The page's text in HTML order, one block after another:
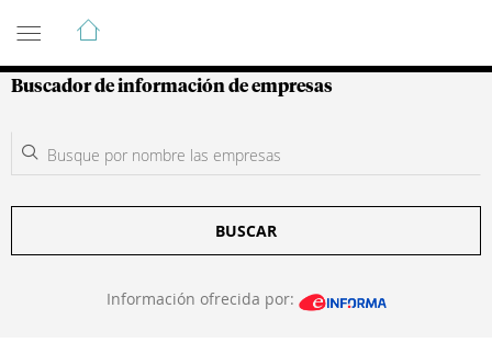
Guía de Empresas Colombianas
Buscador de información de empresas
BUSCAR
Información ofrecida por: